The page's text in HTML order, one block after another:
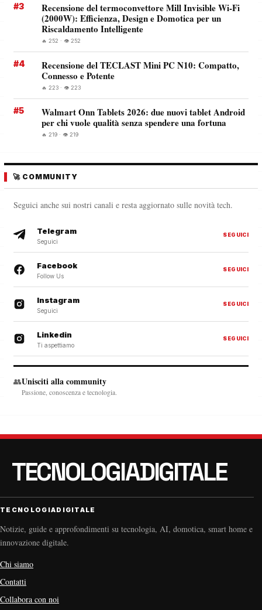
#3
Recensione del termoconvettore Mill Invisible Wi-Fi
(2000W): Efficienza, Design e Domotica per un
Riscaldamento Intelligente
🔥 252 · 👁️ 252
#4
Recensione del TECLAST Mini PC N10: Compatto,
Connesso e Potente
🔥 223 · 👁️ 223
#5
Walmart Onn Tablets 2026: due nuovi tablet Android
per chi vuole qualità senza spendere una fortuna
🔥 219 · 👁️ 219
🚀 COMMUNITY
Seguici anche sui nostri canali e resta aggiornato sulle novità tech.
Telegram
Seguici
SEGUICI
Facebook
Follow Us
SEGUICI
Instagram
Seguici
SEGUICI
Linkedin
Ti aspettiamo
SEGUICI
👥Unisciti alla community
Passione, conoscenza e tecnologia.
TECNOLOGIADIGITALE
Notizie, guide e approfondimenti su tecnologia, AI, domotica, smart home e
innovazione digitale.
Chi siamo
Contatti
Collabora con noi